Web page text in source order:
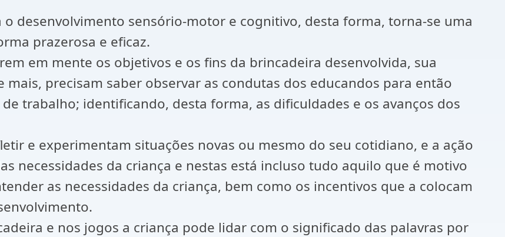
desenvolvimento sensório-motor e cognitivo, desta forma, torna-se uma
prazerosa e eficaz.
em mente os objetivos e os fins da brincadeira desenvolvida, sua
precisam saber observar as condutas dos educandos para então
trabalho; identificando, desta forma, as dificuldades e os avanços dos
e experimentam situações novas ou mesmo do seu cotidiano, e a ação
necessidades da criança e nestas está incluso tudo aquilo que é motivo
as necessidades da criança, bem como os incentivos que a colocam
e nos jogos a criança pode lidar com o significado das palavras por